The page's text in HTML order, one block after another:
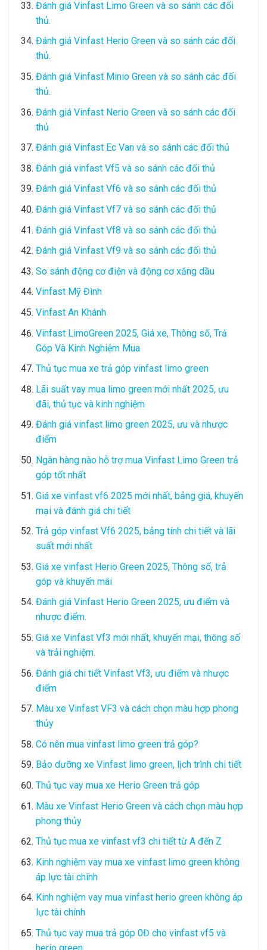
Đánh giá Vinfast Limo Green và so sánh các đối
thủ.
Đánh giá Vinfast Herio Green và so sánh các đối
thủ.
Đánh giá Vinfast Minio Green và so sánh các đối
thủ.
Đánh giá Vinfast Nerio Green và so sánh các đối
thủ
Đánh giá Vinfast Ec Van và so sánh các đối thủ
Đánh giá vinfast Vf5 và so sánh các đối thủ
Đánh giá Vinfast Vf6 và so sánh các đối thủ
Đánh giá Vinfast Vf7 và so sánh các đối thủ
Đánh giá Vinfast Vf8 và so sánh các đối thủ
Đánh giá Vinfast Vf9 và so sánh các đối thủ
So sánh động cơ điện và động cơ xăng dầu
Vinfast Mỹ Đình
Vinfast An Khánh
Vinfast LimoGreen 2025, Giá xe, Thông số, Trả
Góp Và Kinh Nghiệm Mua
Thủ tục mua xe trả góp vinfast limo green
Lãi suất vay mua limo green mới nhất 2025, ưu
đãi, thủ tục và kinh nghiệm
Đánh giá vinfast limo green 2025, ưu và nhược
điểm
Ngân hàng nào hỗ trợ mua Vinfast Limo Green trả
góp tốt nhất
Giá xe vinfast vf6 2025 mới nhất, bảng giá, khuyến
mại và đánh giá chi tiết
Trả góp vinfast Vf6 2025, bảng tính chi tiết và lãi
suất mới nhất
Giá xe vinfast Herio Green 2025, Thông số, trả
góp và khuyến mãi
Đánh giá Vinfast Herio Green 2025, ưu điểm và
nhược điểm.
Giá xe Vinfast Vf3 mới nhất, khuyến mại, thông số
và trải nghiệm.
Đánh giá chi tiết Vinfast Vf3, ưu điểm và nhược
điểm
Màu xe Vinfast VF3 và cách chọn màu hợp phong
thủy
Có nên mua vinfast limo green trả góp?
Bảo dưỡng xe Vinfast limo green, lịch trình chi tiết
Thủ tục vay mua xe Herio Green trả góp
Màu xe Vinfast Herio Green và cách chọn màu hợp
phong thủy
Thủ tục mua xe vinfast vf3 chi tiết từ A đến Z
Kinh nghiệm vay mua xe vinfast limo green không
áp lực tài chính
Kinh nghiệm vay mua vinfast herio green không áp
lực tài chính
Thủ tục vay mua trả góp 0Đ cho vinfast vf5 và